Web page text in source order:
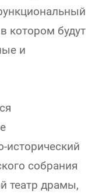
котором будут
и
исторический
собрания
театр драмы,